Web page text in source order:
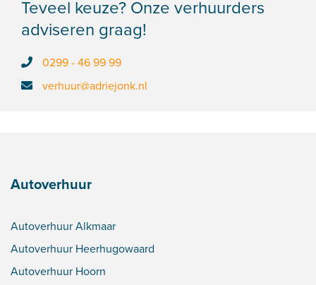
Teveel keuze? Onze verhuurders
adviseren graag!
0299 - 46 99 99
verhuur@adriejonk.nl
Autoverhuur
Autoverhuur Alkmaar
Autoverhuur Heerhugowaard
Autoverhuur Hoorn